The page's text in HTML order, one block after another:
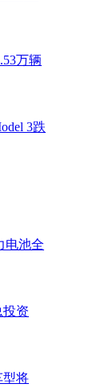
万辆
3跌
电池全
投资
型将